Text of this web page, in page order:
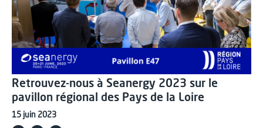
Retrouvez-nous à Seanergy 2023 sur le
pavillon régional des Pays de la Loire
15 juin 2023